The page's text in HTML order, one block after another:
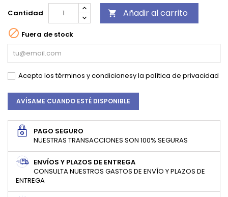
Cantidad  Añadir al carrito
 Fuera de stock
Acepto lostérminos y condicionesy la política de privacidad
AVÍSAME CUANDO ESTÉ DISPONIBLE
PAGO SEGURO
NUESTRAS TRANSACCIONES SON 100% SEGURAS
ENVÍOS Y PLAZOS DE ENTREGA
CONSULTA NUESTROS GASTOS DE ENVÍO Y PLAZOS DE
ENTREGA